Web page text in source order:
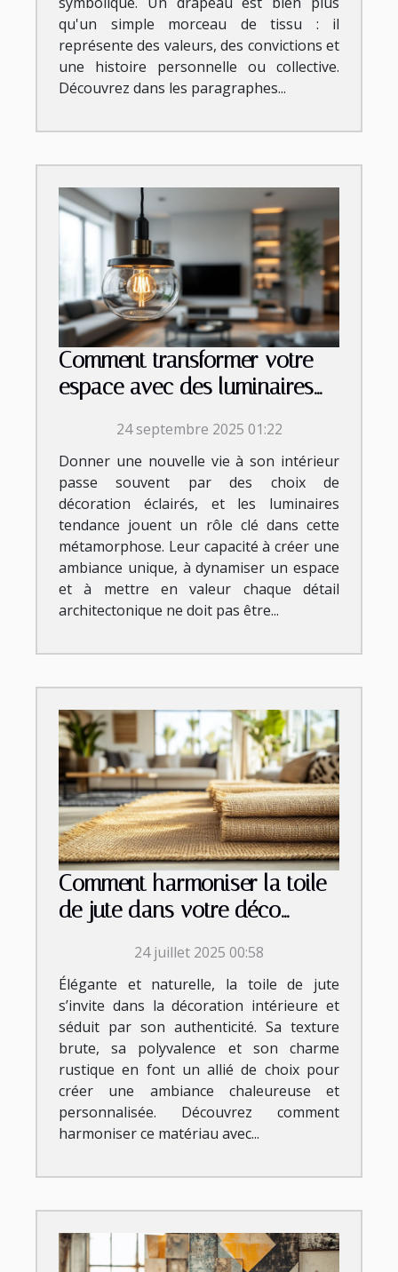
qu'un simple morceau de tissu : il
représente des valeurs, des convictions et
une histoire personnelle ou collective.
Découvrez dans les paragraphes...
Comment transformer votre
espace avec des luminaires
24 septembre 2025 01:22
Donner une nouvelle vie à son intérieur
passe souvent par des choix de
décoration éclairés, et les luminaires
tendance jouent un rôle clé dans cette
métamorphose. Leur capacité à créer une
ambiance unique, à dynamiser un espace
et à mettre en valeur chaque détail
architectonique ne doit pas être...
Comment harmoniser la toile
de jute dans votre déco
24 juillet 2025 00:58
Élégante et naturelle, la toile de jute
s’invite dans la décoration intérieure et
séduit par son authenticité. Sa texture
brute, sa polyvalence et son charme
rustique en font un allié de choix pour
créer une ambiance chaleureuse et
personnalisée. Découvrez comment
harmoniser ce matériau avec...